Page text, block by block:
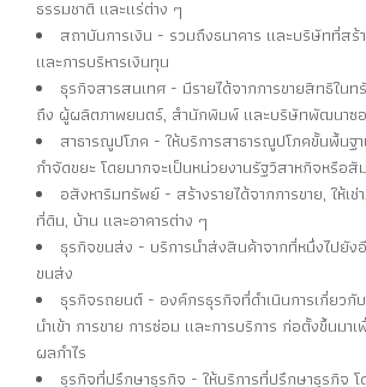
ธรรมชาติ และแร่ต่าง ๆ
สถาบันการเงิน - รวมถึงธนาคาร และบริษัทที่สร้
และการบริหารเงินทุน
ธุรกิจสารสนเทศ - มีรายได้จากการขายสิทธิใ
ถึง ผู้ผลิตภาพยนตร์, สำนักพิมพ์ และบริษัทพัฒนาซ
สาธารณูปโภค - ให้บริการสาธารณูปโภคขั้นพื้นฐา
กำจัดขยะ โดยมากจะเป็นหน่วยงานรัฐวิสาหกิจหรือสั
อสังหาริมทรัพย์ - สร้างรายได้จากการขาย, ให้เ
ที่ดิน, บ้าน และอาคารต่าง ๆ
ธุรกิจขนส่ง - บริการนำส่งสินค้าจากที่หนึ่งไปยัง
ขนส่ง
ธุรกิจรถยนต์ - องค์กรธุรกิจที่ดำเนินการเกี่ยวกั
นำเข้า การขาย การซ่อม และการบริการ ก่อตั้งขึ้นมา
ผลกำไร
ธุรกิจที่ปรึกษาธุรกิจ - ให้บริการที่ปรึกษาธุรกิจ